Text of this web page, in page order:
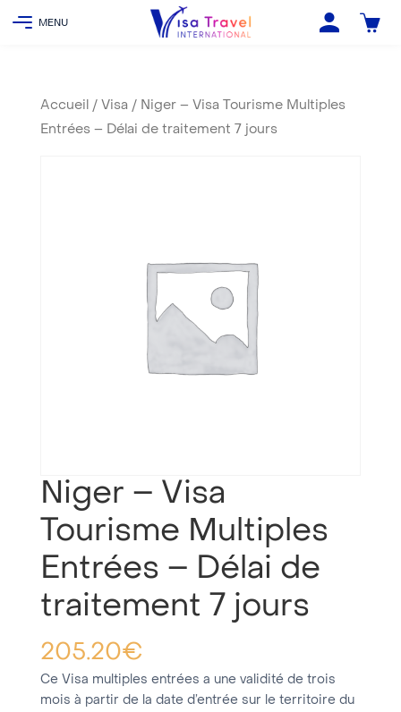
Accueil / Visa / Niger – Visa Tourisme Multiples
Entrées – Délai de traitement 7 jours
Niger – Visa
Tourisme Multiples
Entrées – Délai de
traitement 7 jours
205.20€
Ce Visa multiples entrées a une validité de trois
mois à partir de la date d’entrée sur le territoire du